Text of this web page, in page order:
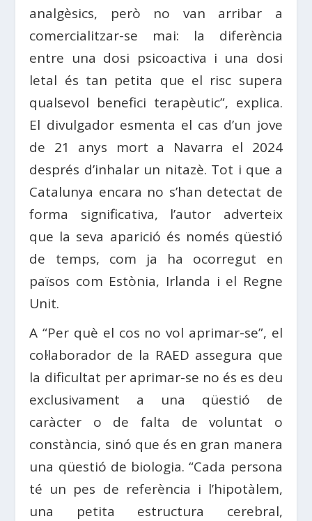
analgèsics, però no van arribar a
comercialitzar-se mai: la diferència
entre una dosi psicoactiva i una dosi
letal és tan petita que el risc supera
qualsevol benefici terapèutic”, explica.
El divulgador esmenta el cas d’un jove
de 21 anys mort a Navarra el 2024
després d’inhalar un nitazè. Tot i que a
Catalunya encara no s’han detectat de
forma significativa, l’autor adverteix
que la seva aparició és només qüestió
de temps, com ja ha ocorregut en
països com Estònia, Irlanda i el Regne
Unit.
A “Per què el cos no vol aprimar-se”, el
col·laborador de la RAED assegura que
la dificultat per aprimar-se no és es deu
exclusivament a una qüestió de
caràcter o de falta de voluntat o
constància, sinó que és en gran manera
una qüestió de biologia. “Cada persona
té un pes de referència i l’hipotàlem,
una petita estructura cerebral,